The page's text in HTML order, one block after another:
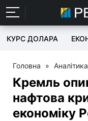
КУРС ДОЛАРА
Головна » Аналітика
Кремль
нафтова
економіку